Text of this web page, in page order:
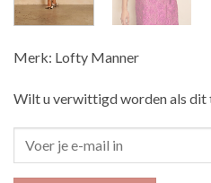
Merk: Lofty Manner
Wilt u verwittigd worden als dit